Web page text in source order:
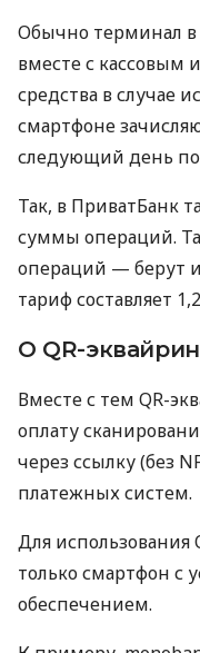
Обычно терминал в
вместе с кассовым
средства в случае
смартфоне
следующий день
Так, в ПриватБанк
суммы операций.
операций — берут и
тариф составляет
О QR-
Вместе с тем QR-
оплату
через ссылку (без
платежных систем.
Для использования
только смартфон
обеспечением.